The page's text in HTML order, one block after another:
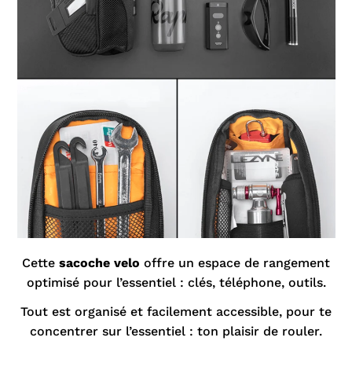
Cette sacoche velo offre un espace de rangement
optimisé pour l’essentiel : clés, téléphone, outils.
Tout est organisé et facilement accessible, pour te
concentrer sur l’essentiel : ton plaisir de rouler.